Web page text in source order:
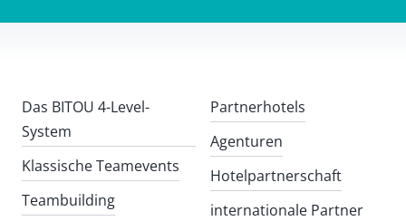
Das BITOU 4-Level-
System
Klassische Teamevents
Teambuilding
Partnerhotels
Agenturen
Hotelpartnerschaft
internationale Partner